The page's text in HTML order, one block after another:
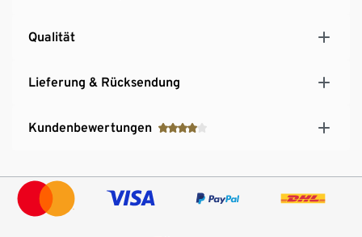
Qualität
Lieferung & Rücksendung
Kundenbewertungen